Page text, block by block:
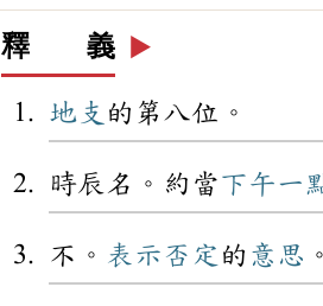
釋 義 ▶️
地支 的第八位。
時辰名。約當下午一
不。 表示 否定 的 意思